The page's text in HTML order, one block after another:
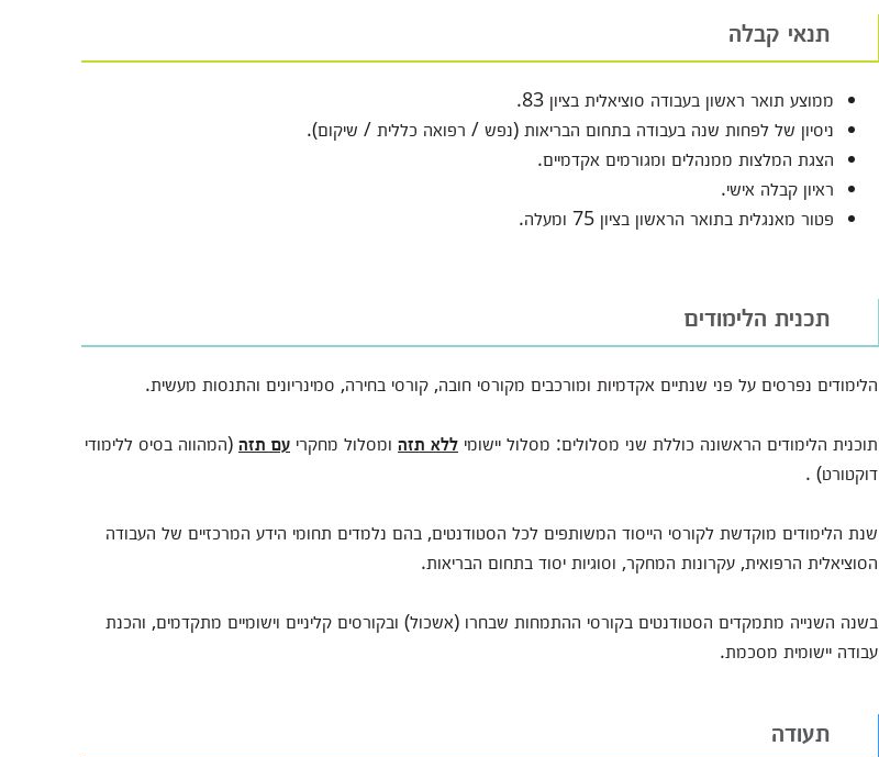
תנאי קבלה
ממוצע תואר ראשון בעבודה סוציאלית בציון 83.
ניסיון של לפחות שנה בעבודה בתחום הבריאות (נפש / רפואה כללית / שיקום).
הצגת המלצות ממנהלים ומגורמים אקדמיים.
ראיון קבלה אישי.
פטור מאנגלית בתואר הראשון בציון 75 ומעלה.
תכנית הלימודים
הלימודים נפרסים על פני שנתיים אקדמיות ומורכבים מקורסי חובה, קורסי בחירה, סמינריונים והתנסות מעשית.
תוכנית הלימודים הראשונה כוללת שני מסלולים: מסלול יישומי ללא תזה ומסלול מחקרי עם תזה (המהווה בסיס ללימודי
דוקטורט) .
שנת הלימודים מוקדשת לקורסי הייסוד המשותפים לכל הסטודנטים, בהם נלמדים תחומי הידע המרכזיים של העבודה
הסוציאלית הרפואית, עקרונות המחקר, וסוגיות יסוד בתחום הבריאות.
בשנה השנייה מתמקדים הסטודנטים בקורסי ההתמחות שבחרו (אשכול) ובקורסים קליניים וישומיים מתקדמים, והכנת
עבודה יישומית מסכמת.
תעודה